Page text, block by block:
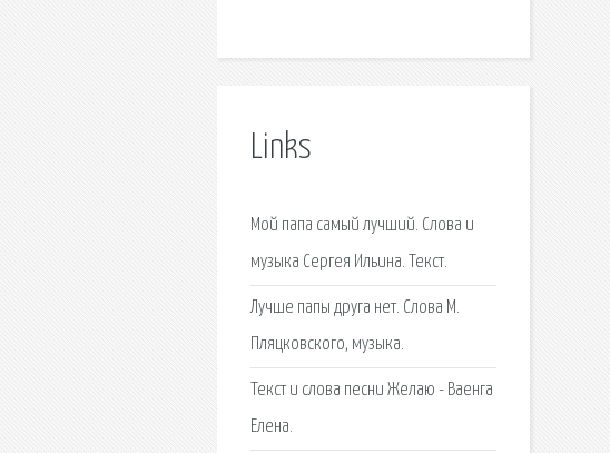
Links
Мой папа самый лучший. Слова и
музыка Сергея Ильина. Текст.
Лучше папы друга нет. Слова М.
Пляцковского, музыка.
Текст и слова песни Желаю - Ваенга
Елена.